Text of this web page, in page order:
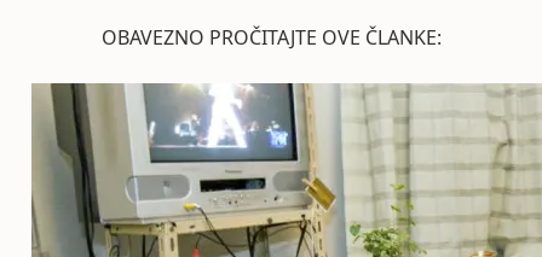
OBAVEZNO PROČITAJTE OVE ČLANKE: